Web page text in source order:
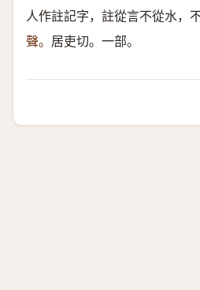
人作註記字，註從言不從水，
聲。 居吏切。一部。